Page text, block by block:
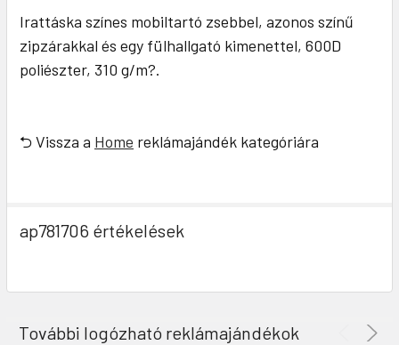
Irattáska színes mobiltartó zsebbel, azonos színű
zipzárakkal és egy fülhallgató kimenettel, 600D
poliészter, 310 g/m?.
⮌ Vissza a Home reklámajándék kategóriára
ap781706 értékelések
További logózható reklámajándékok